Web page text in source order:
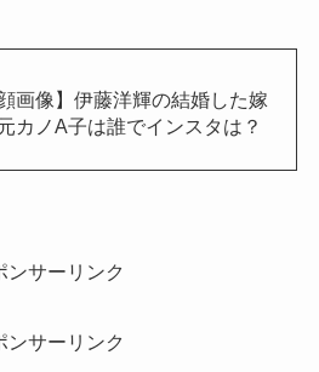
顔画像】伊藤洋輝の結婚した嫁
カノA子は誰でインスタは？
ンサーリンク
ンサーリンク